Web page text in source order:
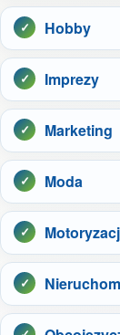
Hobby
Imprezy
Marketing
Moda